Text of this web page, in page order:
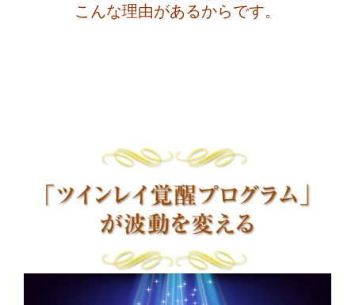
こんな理由があるからです。